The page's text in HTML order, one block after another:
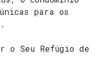
para os
o Seu Refúgio de